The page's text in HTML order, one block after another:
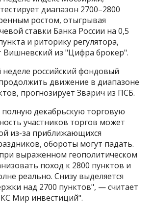
диапазон 2700–2800
ростом, отыгрывая
ставки Банка России на 0,5
и риторику регулятора,
Вишневский из "Цифра брокер".
российский фондовый
движение в диапазоне
прогнозирует Зварич из ПСБ.
декабрьскую торговую
участников торгов может
из-за приближающихся
обороты могут падать.
выраженном геополитическом
поход к 2800 пунктов и
реально. Снизу выделяется
над 2700 пунктов", — считает
Мир инвестиций".